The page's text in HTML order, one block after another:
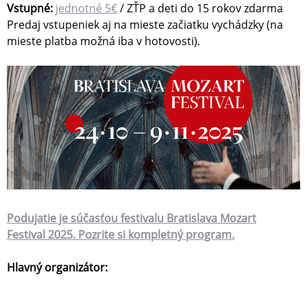
Vstupné: jednotné 5€/ ZŤP a deti do 15 rokov zdarma
Predaj vstupeniek aj na mieste začiatku vychádzky (na
mieste platba možná iba v hotovosti).
Podujatie je súčasťou festivalu Bratislava Mozart
Festival 2025. Pozrite si kompletný program.
Hlavný organizátor: